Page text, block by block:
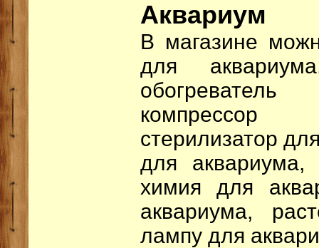
Аквариум
В магазине
для
стерилизатор
для аквариума,
химия для
аквариума,
лампу для